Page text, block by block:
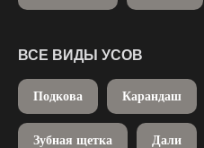
ВСЕ ВИДЫ УСОВ
Подкова Карандаш
Зубная щетка Дали